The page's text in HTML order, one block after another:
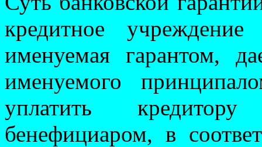
кредитное
именуемая гарантом,
именуемого
уплатить
бенефициаром, в